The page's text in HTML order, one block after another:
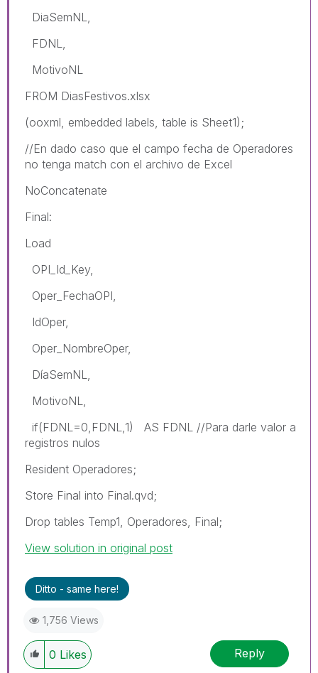
DiaSemNL,
FDNL,
MotivoNL
FROM DiasFestivos.xlsx
(ooxml, embedded labels, table is Sheet1);
//En dado caso que el campo fecha de Operadores
no tenga match con el archivo de Excel
NoConcatenate
Final:
Load
OPI_Id_Key,
Oper_FechaOPI,
IdOper,
Oper_NombreOper,
DíaSemNL,
MotivoNL,
if(FDNL=0,FDNL,1) AS FDNL //Para darle valor a
registros nulos
Resident Operadores;
Store Final into Final.qvd;
Drop tables Temp1, Operadores, Final;
View solution in original post
Ditto - same here!
1,756 Views
0 Likes Reply